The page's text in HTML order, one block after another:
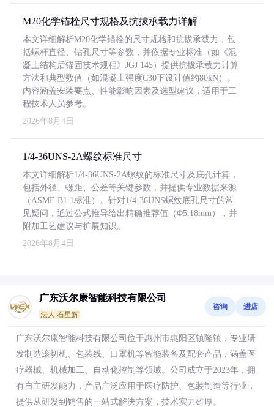
M20化学锚栓尺寸规格及抗拔承载力详解
本文详细解析M20化学锚栓的尺寸规格和抗拔承载力，包
括螺杆直径、钻孔尺寸等参数，并依据专业标准（如《混
凝土结构后锚固技术规程》JGJ 145）提供抗拔承载力计算
方法和典型数值（如混凝土强度C30下设计值约80kN）。
内容涵盖安装要点、性能影响因素及选型建议，适用于工
程技术人员参考。
2026年8月4日
1/4-36UNS-2A螺纹标准尺寸
本文详细解析1/4-36UNS-2A螺纹的标准尺寸及底孔计算，
包括外径、螺距、公差等关键参数，并提供专业数据来源
（ASME B1.1标准）。针对1/4-36UNS螺纹底孔尺寸的常
见疑问，通过公式推导给出精确推荐值（Φ5.18mm），并
附加工艺建议与扩展知识。
2026年8月4日
广东沃尔康智能科技有限公司
法人:石星辉
咨询 进店
广东沃尔康智能科技有限公司位于惠州市惠阳区镇隆镇，专业研
发制造滚切机、包装线、口罩机等智能装备及配套产品，涵盖医
疗器械、机械加工、自动化控制等领域。公司成立于2023年，拥
有自主研发能力，产品广泛应用于医疗防护、包装制造等行业，
提供从研发到销售的一站式解决方案，技术实力雄厚。